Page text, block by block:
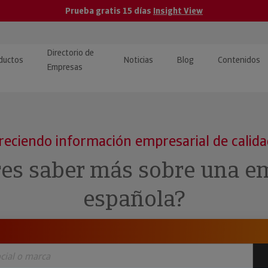
Prueba gratis 15 días Insight View
y ERP
· Recuperación de
Directorio de
Empresas
Noticias Blog Contenidos
Pública
Investigada
información empresarial de
saber más sobre una
española?